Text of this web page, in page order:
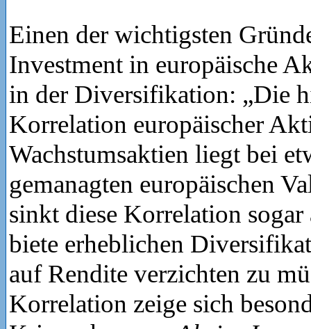
Einen der wichtigsten
Investment in europäische
in der Diversifikation: „Die
Korrelation europäischer
Wachstumsaktien liegt bei
gemanagten europäischen
sinkt diese Korrelation sogar
biete erheblichen
auf Rendite verzichten zu
Korrelation zeige sich